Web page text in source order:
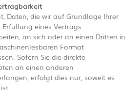
Daten, die wir auf Grundlage Ihrer
eines Vertrags
an sich oder an einen Dritten in
Format
Sofern Sie die direkte
an einen anderen
erfolgt dies nur, soweit es